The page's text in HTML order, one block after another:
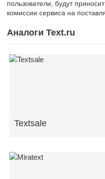
пользователи, будут
комиссии сервиса на
Аналоги Text.ru
Textsale